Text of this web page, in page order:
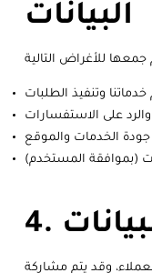
البيانات
خدماتنا وتنفيذ الطلبات
على الاستفسارات
الخدمات والموقع
(بموافقة المستخدم)
العملاء، وقد يتم مشاركة